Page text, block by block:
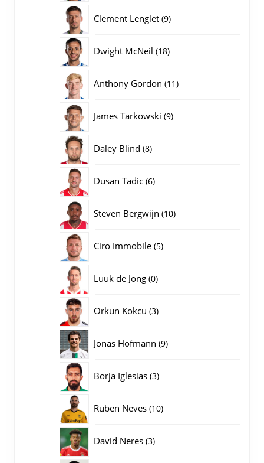
Clement Lenglet 99
Dwight McNeil 1818
Anthony Gordon 1111
James Tarkowski 99
Daley Blind 88
Dusan Tadic 66
Steven Bergwijn 1010
Ciro Immobile 55
Luuk de Jong 00
Orkun Kokcu 33
Jonas Hofmann 99
Borja Iglesias 33
Ruben Neves 1010
David Neres 33